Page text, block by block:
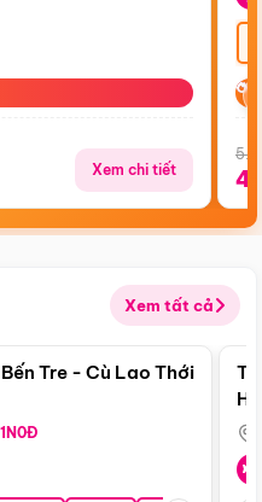
Xem chi tiết
Xem tất cả
Điểm nổi bật
Tre - Cù Lao Thới
1N0Đ